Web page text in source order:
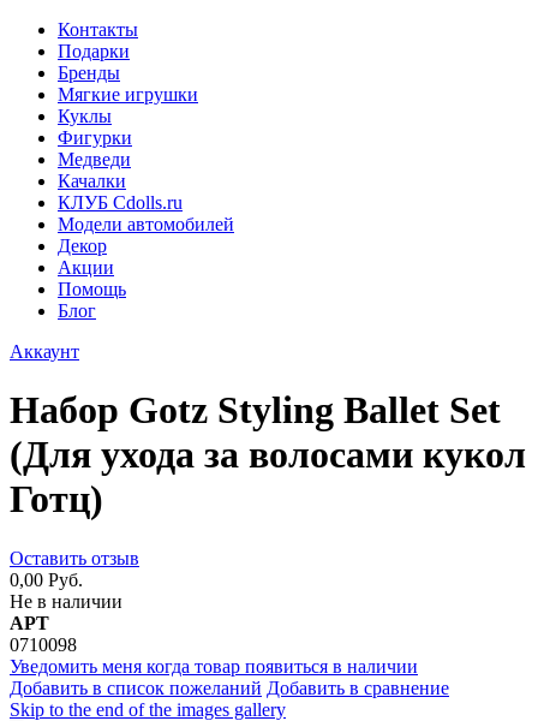
Контакты
Подарки
Бренды
Мягкие игрушки
Куклы
Фигурки
Медведи
Качалки
КЛУБ Cdolls.ru
Модели автомобилей
Декор
Акции
Помощь
Блог
Аккаунт
Набор Gotz Styling Ballet Set
(Для ухода за волосами кукол
Готц)
Оставить отзыв
0,00 Руб.
Не в наличии
АРТ
0710098
Уведомить меня когда товар появиться в наличии
Добавить в список пожеланий Добавить в сравнение
Skip to the end of the images gallery